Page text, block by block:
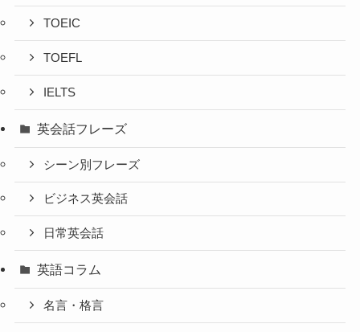
TOEIC
TOEFL
IELTS
英会話フレーズ
シーン別フレーズ
ビジネス英会話
日常英会話
英語コラム
名言・格言